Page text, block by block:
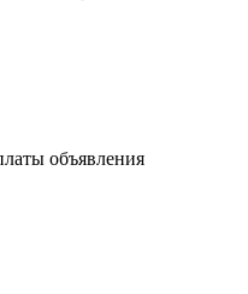
объявления